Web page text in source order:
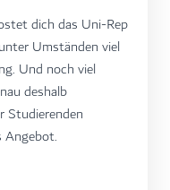
dich das Uni-Rep
Umständen viel
Und noch viel
deshalb
Studierenden